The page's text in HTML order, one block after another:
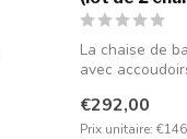
La chaise de
avec
€292,00
Prix unitaire: